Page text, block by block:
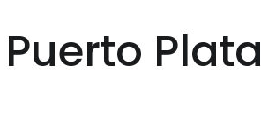
Plata